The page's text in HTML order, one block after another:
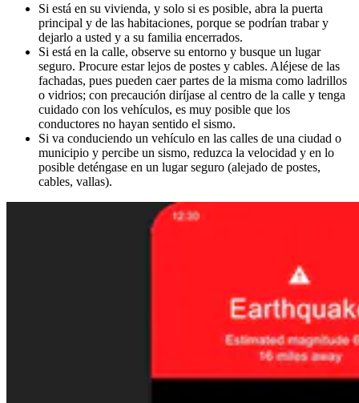
Si está en su vivienda, y solo si es posible, abra la puerta
principal y de las habitaciones, porque se podrían trabar y
dejarlo a usted y a su familia encerrados.
Si está en la calle, observe su entorno y busque un lugar
seguro. Procure estar lejos de postes y cables. Aléjese de las
fachadas, pues pueden caer partes de la misma como ladrillos
o vidrios; con precaución diríjase al centro de la calle y tenga
cuidado con los vehículos, es muy posible que los
conductores no hayan sentido el sismo.
Si va conduciendo un vehículo en las calles de una ciudad o
municipio y percibe un sismo, reduzca la velocidad y en lo
posible deténgase en un lugar seguro (alejado de postes,
cables, vallas).